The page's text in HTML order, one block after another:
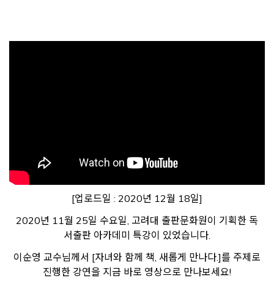
[업로드일 : 2020년 12월 18일]
2020년 11월 25일 수요일, 고려대 출판문화원이 기획한 독
서출판 아카데미 특강이 있었습니다.
이순영 교수님께서 [자녀와 함께 책, 새롭게 만나다.]를 주제로
진행한 강연을 지금 바로 영상으로 만나보세요!